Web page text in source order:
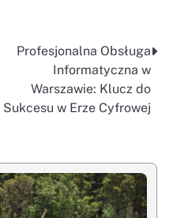
Profesjonalna Obsługa
Informatyczna w
Warszawie: Klucz do
Sukcesu w Erze Cyfrowej